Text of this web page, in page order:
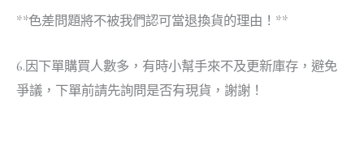
**色差問題將不被我們認可當退換貨的理由！**
6.因下單購買人數多，有時小幫手來不及更新庫存，避免
爭議，下單前請先詢問是否有現貨，謝謝！